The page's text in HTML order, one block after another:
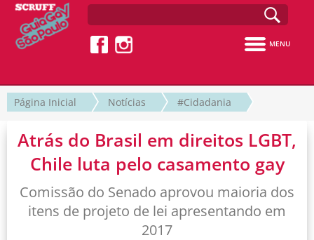
MENU
Página Inicial Notícias #Cidadania
Atrás do Brasil em direitos LGBT,
Chile luta pelo casamento gay
Comissão do Senado aprovou maioria dos
itens de projeto de lei apresentando em
2017